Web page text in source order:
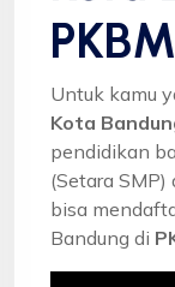
Untuk kamu
Kota
pendidikan
(Setara SMP)
bisa
Bandung di